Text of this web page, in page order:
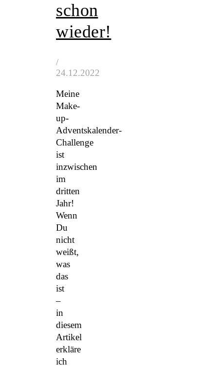
schon
wieder!
/
24.12.2022
Meine
Make-
up-
Adventskalender-
Challenge
ist
inzwischen
im
dritten
Jahr!
Wenn
Du
nicht
weißt,
was
das
ist
–
in
diesem
Artikel
erkläre
ich